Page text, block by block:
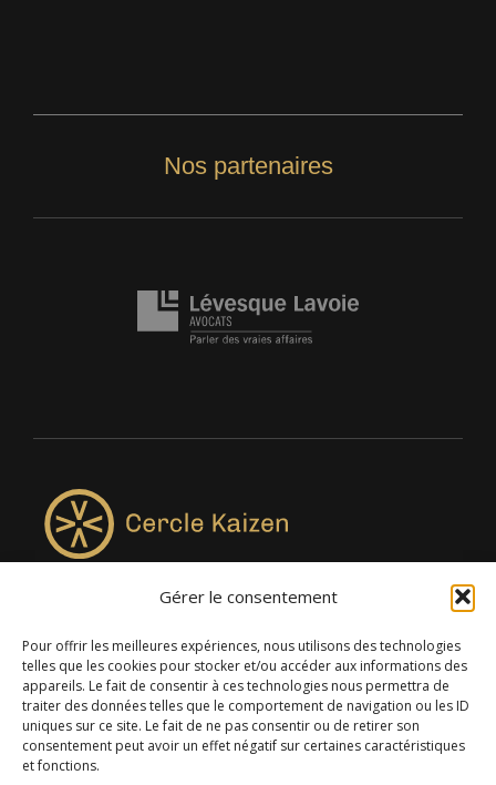
Gérer le consentement
Pour offrir les meilleures expériences, nous utilisons des technologies
telles que les cookies pour stocker et/ou accéder aux informations des
appareils. Le fait de consentir à ces technologies nous permettra de
traiter des données telles que le comportement de navigation ou les ID
uniques sur ce site. Le fait de ne pas consentir ou de retirer son
consentement peut avoir un effet négatif sur certaines caractéristiques
et fonctions.
Nos partenaires
4957, rue Lionel-Groulx, bureau 819, Saint-Augustin-de-
Desmaures QC G3A 0M7